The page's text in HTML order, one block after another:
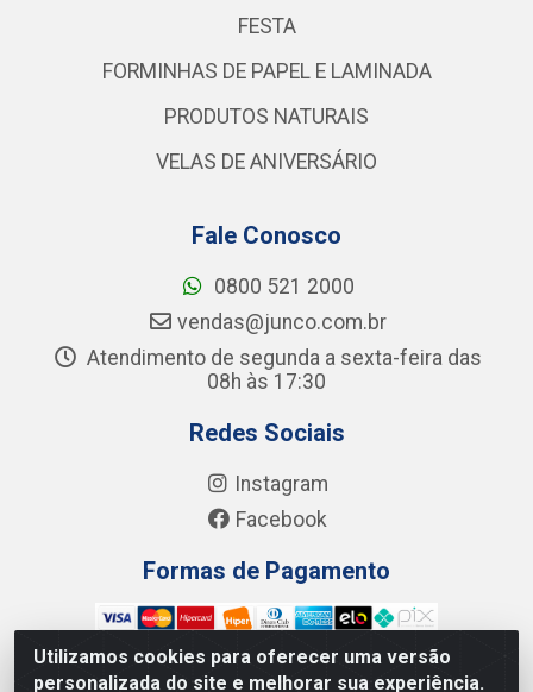
Utilizamos cookies para oferecer uma versão
personalizada do site e melhorar sua experiência.
FESTA
FORMINHAS DE PAPEL E LAMINADA
PRODUTOS NATURAIS
VELAS DE ANIVERSÁRIO
Fale Conosco
0800 521 2000
vendas@junco.com.br
Atendimento de segunda a sexta-feira das
08h às 17:30
Redes Sociais
Instagram
Facebook
Formas de Pagamento